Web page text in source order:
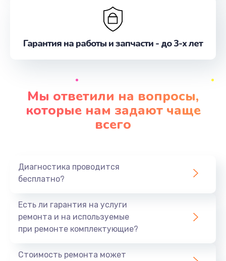
Гарантия на работы и запчасти - до 3-х лет
Мы ответили на вопросы,
которые нам задают чаще
всего
Диагностика проводится
бесплатно?
Есть ли гарантия на услуги
ремонта и на используемые
при ремонте комплектующие?
Стоимость ремонта может